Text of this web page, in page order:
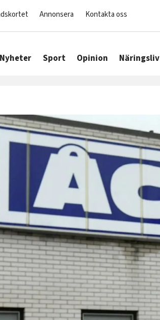
Annonsera Kontakta oss
Nyheter Sport Opinion Näringsliv